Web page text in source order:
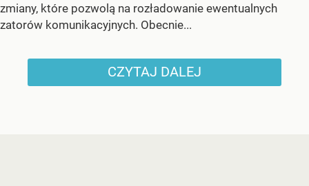
zmiany, które pozwolą na rozładowanie ewentualnych
zatorów komunikacyjnych. Obecnie...
CZYTAJ DALEJ